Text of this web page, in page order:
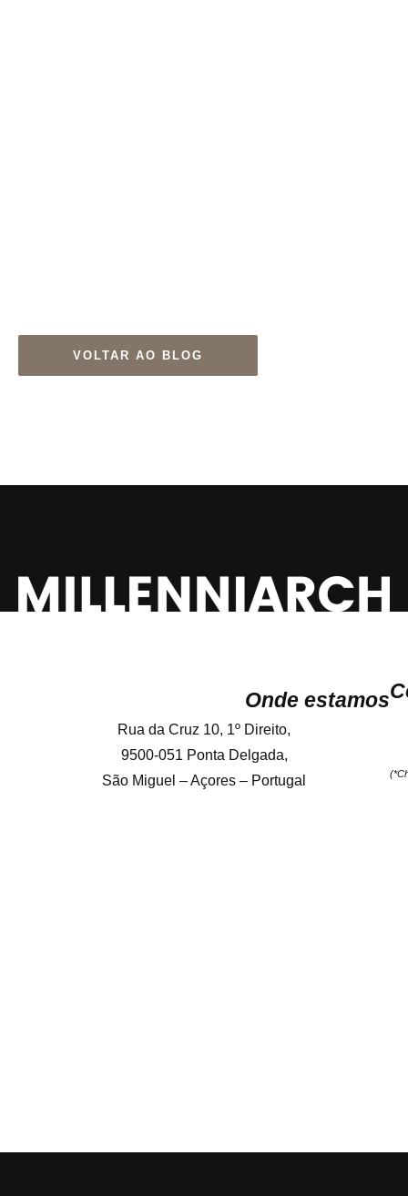
VOLTAR AO BLOG
Onde estamos
Rua da Cruz 10, 1º Direito,
9500-051 Ponta Delgada,
São Miguel – Açores – Portugal